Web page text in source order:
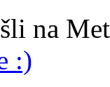
na
:)